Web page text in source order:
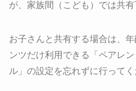
が、家族間（こども）では共有
お子さんと共有する場合は、
ンツだけ利用できる「ペアレ
ル」の設定を忘れずに行ってく